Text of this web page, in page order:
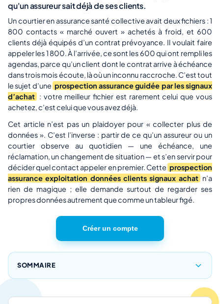
qu'un assureur sait déjà de ses clients.
Un courtier en assurance santé collective avait deux fichiers : 1
800 contacts « marché ouvert » achetés à froid, et 600
clients déjà équipés d’un contrat prévoyance. Il voulait faire
appeler les 1 800. À l’arrivée, ce sont les 600 qui ont rempli les
agendas, parce qu’un client dont le contrat arrive à échéance
dans trois mois écoute, là où un inconnu raccroche. C’est tout
le sujet d’une prospection assurance guidée par les signaux
d’achat : votre meilleur fichier est rarement celui que vous
achetez, c’est celui que vous avez déjà.
Cet article n’est pas un plaidoyer pour « collecter plus de
données ». C’est l’inverse : partir de ce qu’un assureur ou un
courtier observe au quotidien — une échéance, une
réclamation, un changement de situation — et s’en servir pour
décider quel contact appeler en premier. Cette prospection
assurance exploitation données clients signaux achat n’a
rien de magique ; elle demande surtout de regarder ses
propres données autrement que comme un tableur figé.
Créer un compte
SOMMAIRE